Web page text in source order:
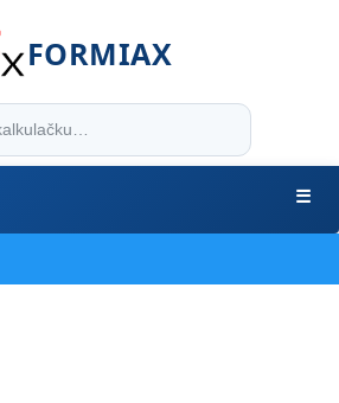
FORMIAX
☰